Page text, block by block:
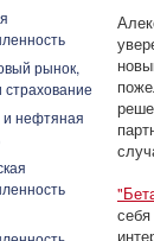
рынок,
страхование
и нефтяная